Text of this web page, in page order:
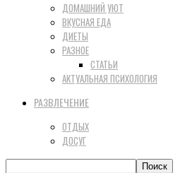
ДОМАШНИЙ УЮТ
ВКУСНАЯ ЕДА
ДИЕТЫ
РАЗНОЕ
СТАТЬИ
АКТУАЛЬНАЯ ПСИХОЛОГИЯ
РАЗВЛЕЧЕНИЕ
ОТДЫХ
ДОСУГ